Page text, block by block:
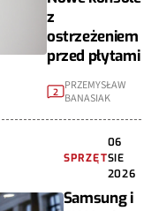
z
ostrzeżeniem
przed płytami
2 PRZEMYSŁAW
BANASIAK
SPRZĘT
06
SIE
2026
Samsung i